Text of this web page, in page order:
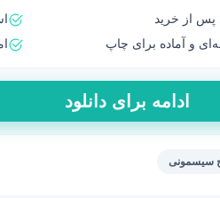
پس از خرید
و آماده برای چاپ
ادامه برای دانلود
سیسمونی